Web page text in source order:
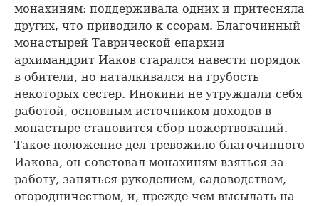
монахиням: поддерживала одних и притесняла
других, что приводило к ссорам. Благочинный
монастырей Таврической епархии
архимандрит Иаков старался навести порядок
в обители, но наталкивался на грубость
некоторых сестер. Инокини не утруждали себя
работой, основным источником доходов в
монастыре становится сбор пожертвований.
Такое положение дел тревожило благочинного
Иакова, он советовал монахиням взяться за
работу, заняться рукоделием, садоводством,
огородничеством, и, прежде чем высылать на